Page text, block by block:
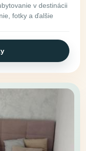
v destinácii
fotky a ďalšie